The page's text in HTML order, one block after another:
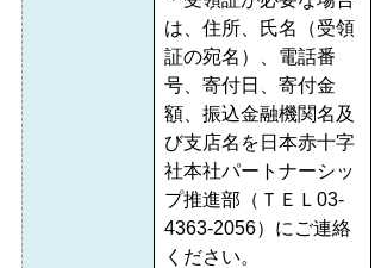
は、住所、氏名（受領
証の宛名）、電話番
号、寄付日、寄付金
額、振込金融機関名及
び支店名を日本赤十字
社本社パートナーシッ
プ推進部（ＴＥＬ03-
4363-2056）にご連絡
ください。